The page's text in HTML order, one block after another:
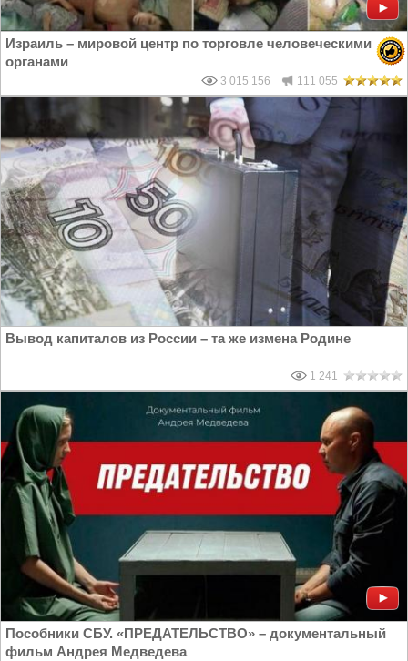
Израиль – мировой центр по торговле человеческими
органами
3 015 156 111 055
Вывод капиталов из России – та же измена Родине
1 241
Пособники СБУ. «ПРЕДАТЕЛЬСТВО» – документальный
фильм Андрея Медведева